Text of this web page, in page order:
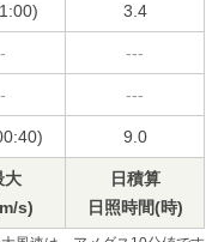
3.4
---
---
9.0
大
s)
日積算
日照時間(時)